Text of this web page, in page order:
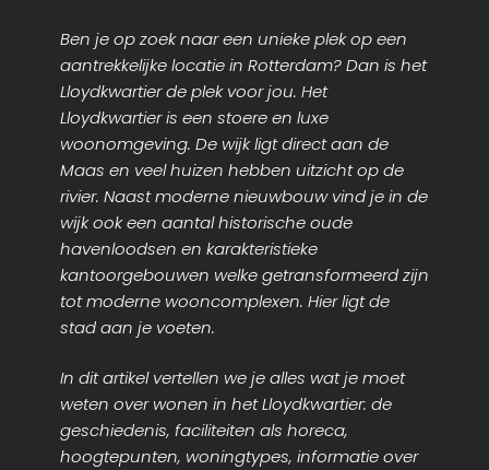
Ben je op zoek naar een unieke plek op een
aantrekkelijke locatie in Rotterdam? Dan is het
Lloydkwartier de plek voor jou. Het
Lloydkwartier is een stoere en luxe
woonomgeving. De wijk ligt direct aan de
Maas en veel huizen hebben uitzicht op de
rivier. Naast moderne nieuwbouw vind je in de
wijk ook een aantal historische oude
havenloodsen en karakteristieke
kantoorgebouwen welke getransformeerd zijn
tot moderne wooncomplexen. Hier ligt de
stad aan je voeten.
In dit artikel vertellen we je alles wat je moet
weten over wonen in het Lloydkwartier: de
geschiedenis, faciliteiten als horeca,
hoogtepunten, woningtypes, informatie over